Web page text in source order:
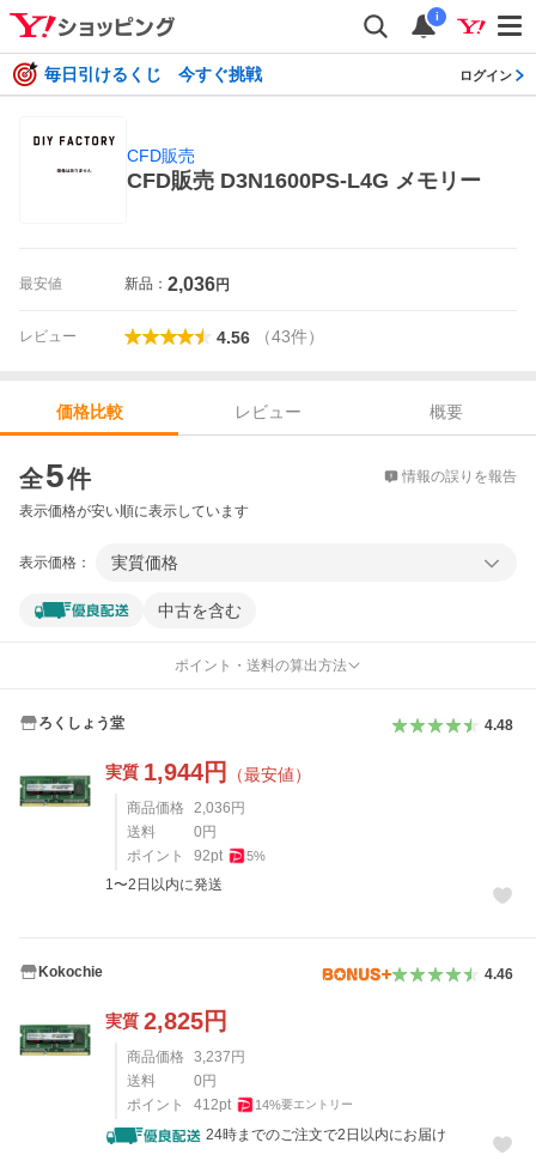
i
毎日引けるくじ 今すぐ挑戦 ログイン
CFD販売
CFD販売 D3N1600PS-L4G メモリー
最安値 新品： 2,036円
レビュー 4.56 （43件）
価格比較 レビュー
概要
全5件 情報の誤りを報告
表示価格が安い順に表示しています
表示価格： 実質価格
中古を含む
ポイント・送料の算出方法
ろくしょう堂 4.48
実質 1,944円 （最安値）
商品価格 2,036 円
送料
0 円
ポイント
92pt 5%
1〜2日以内に発送
Kokochie 4.46
実質 2,825円
商品価格 3,237 円
送料
0 円
ポイント
412pt 14%要エントリー
24時までのご注文で2日以内にお届け